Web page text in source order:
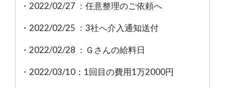
・2022/02/27 ：任意整理のご依頼へ
・2022/02/25 ：3社へ介入通知送付
・2022/02/28 ：Ｇさんの給料日
・2022/03/10：1回目の費用1万2000円